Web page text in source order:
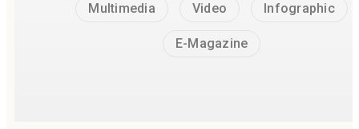
Multimedia Video Infographic
E-Magazine